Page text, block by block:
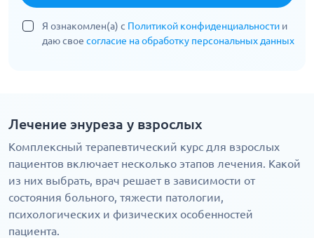
Я ознакомлен(а) с Политикой конфиденциальности и
даю свое согласие на обработку персональных данных
Лечение энуреза у взрослых
Комплексный терапевтический курс для взрослых
пациентов включает несколько этапов лечения. Какой
из них выбрать, врач решает в зависимости от
состояния больного, тяжести патологии,
психологических и физических особенностей
пациента.